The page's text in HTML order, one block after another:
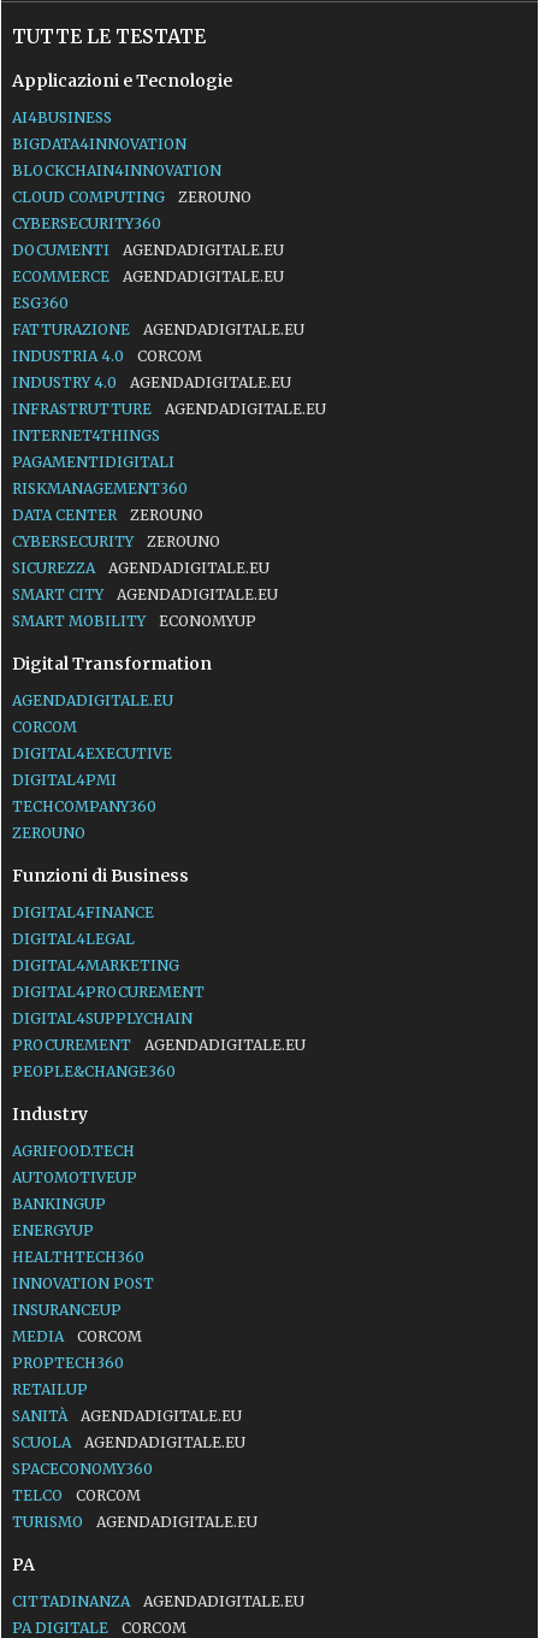
TUTTE LE TESTATE
Applicazioni e Tecnologie
AI4BUSINESS
BIGDATA4INNOVATION
BLOCKCHAIN4INNOVATION
CLOUD COMPUTING
ZEROUNO
CYBERSECURITY360
DOCUMENTI
AGENDADIGITALE.EU
ECOMMERCE
AGENDADIGITALE.EU
ESG360
FATTURAZIONE
AGENDADIGITALE.EU
INDUSTRIA 4.0
CORCOM
INDUSTRY 4.0
AGENDADIGITALE.EU
INFRASTRUTTURE
AGENDADIGITALE.EU
INTERNET4THINGS
PAGAMENTIDIGITALI
RISKMANAGEMENT360
DATA CENTER
ZEROUNO
CYBERSECURITY
ZEROUNO
SICUREZZA
AGENDADIGITALE.EU
SMART CITY
AGENDADIGITALE.EU
SMART MOBILITY
ECONOMYUP
Digital Transformation
AGENDADIGITALE.EU
CORCOM
DIGITAL4EXECUTIVE
DIGITAL4PMI
TECHCOMPANY360
ZEROUNO
Funzioni di Business
DIGITAL4FINANCE
DIGITAL4LEGAL
DIGITAL4MARKETING
DIGITAL4PROCUREMENT
DIGITAL4SUPPLYCHAIN
PROCUREMENT
AGENDADIGITALE.EU
PEOPLE&CHANGE360
Industry
AGRIFOOD.TECH
AUTOMOTIVEUP
BANKINGUP
ENERGYUP
HEALTHTECH360
INNOVATION POST
INSURANCEUP
MEDIA
CORCOM
PROPTECH360
RETAILUP
SANITÀ
AGENDADIGITALE.EU
SCUOLA
AGENDADIGITALE.EU
SPACECONOMY360
TELCO
CORCOM
TURISMO
AGENDADIGITALE.EU
PA
CITTADINANZA
AGENDADIGITALE.EU
PA DIGITALE
CORCOM